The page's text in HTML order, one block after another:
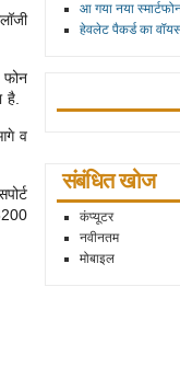
है.
व
आ गया नया
हेवलेट पैकर्ड का
संबंधित खोज
कंप्यूटर
नवीनतम
मोबाइल